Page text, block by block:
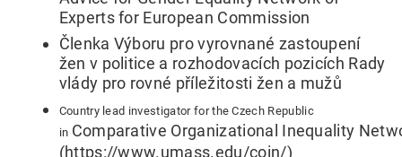
Experts for European Commission
Členka Výboru pro vyrovnané zastoupení
žen v politice a rozhodovacích pozicích Rady
vlády pro rovné příležitosti žen a mužů
Country lead investigator for the Czech Republic
in Comparative Organizational Inequality
(https://www.umass.edu/coin/)